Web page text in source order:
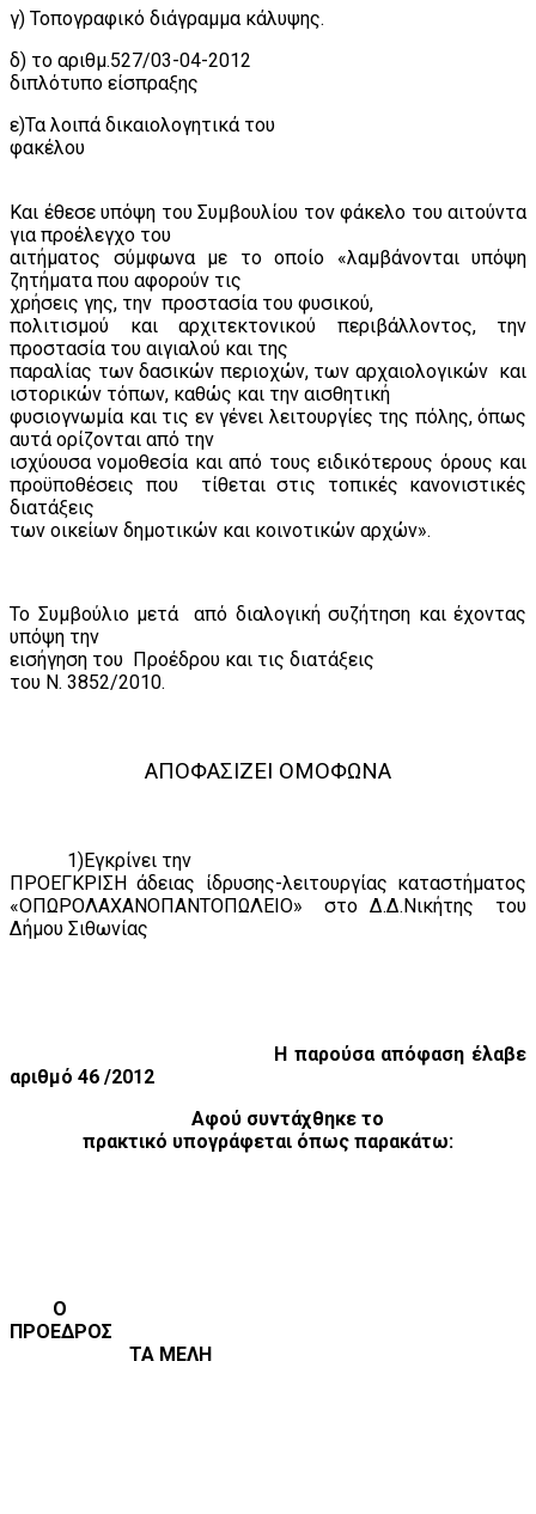
γ) Τοπογραφικό διάγραμμα κάλυψης.
δ) το αριθμ.527/03-04-2012
διπλότυπο είσπραξης
ε)Τα λοιπά δικαιολογητικά του
φακέλου
Και έθεσε υπόψη του Συμβουλίου τον φάκελο του αιτούντα
για προέλεγχο του
αιτήματος σύμφωνα με το οποίο «λαμβάνονται υπόψη
ζητήματα που αφορούν τις
χρήσεις γης, την προστασία του φυσικού,
πολιτισμού και αρχιτεκτονικού περιβάλλοντος, την
προστασία του αιγιαλού και της
παραλίας των δασικών περιοχών, των αρχαιολογικών και
ιστορικών τόπων, καθώς και την αισθητική
φυσιογνωμία και τις εν γένει λειτουργίες της πόλης, όπως
αυτά ορίζονται από την
ισχύουσα νομοθεσία και από τους ειδικότερους όρους και
προϋποθέσεις που
τίθεται στις τοπικές κανονιστικές
διατάξεις
των οικείων δημοτικών και κοινοτικών αρχών».
Το Συμβούλιο μετά
από διαλογική συζήτηση και έχοντας
υπόψη την
εισήγηση του
Προέδρου και τις διατάξεις
του Ν. 3852/2010.
ΑΠΟΦΑΣΙΖΕΙ ΟΜΟΦΩΝΑ
1)Εγκρίνει την
ΠΡΟΕΓΚΡΙΣΗ άδειας ίδρυσης-λειτουργίας καταστήματος
«ΟΠΩΡΟΛΑΧΑΝΟΠΑΝΤΟΠΩΛΕΙΟ»
στο Δ.Δ.Νικήτης
του
Δήμου Σιθωνίας
Η παρούσα απόφαση έλαβε
αριθμό 46 /2012
Αφού συντάχθηκε το
πρακτικό υπογράφεται όπως παρακάτω:
Ο
ΠΡΟΕΔΡΟΣ
ΤΑ ΜΕΛΗ